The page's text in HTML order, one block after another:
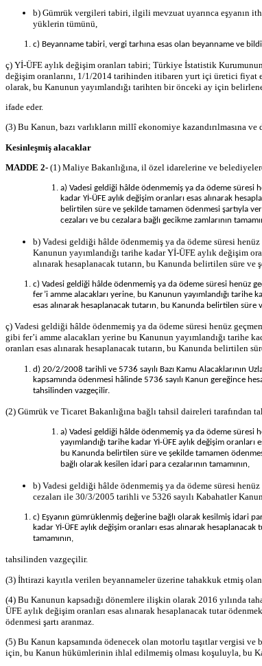
b) Gümrük vergileri tabiri, ilgili mevzuat uyarınca eşyanın
yüklerin tümünü,
c) Beyanname tabiri, vergi tarhına esas olan beyanname ve
ç) Yİ-ÜFE aylık değişim oranları tabiri; Türkiye İstatistik
değişim oranlarını, 1/1/2014 tarihinden itibaren yurt içi üretici fiyat
olarak, bu Kanunun yayımlandığı tarihten bir önceki ay için
ifade eder.
(3) Bu Kanun, bazı varlıkların millî ekonomiye kazandırılmasına
Kesinleşmiş alacaklar
MADDE 2- (1) Maliye Bakanlığına, il özel idarelerine ve
a) Vadesi geldiği hâlde ödenmemiş ya da ödeme süresi
kadar Yİ-ÜFE aylık değişim oranları esas alınarak
belirtilen süre ve şekilde tamamen ödenmesi şartıyla
cezaları ve bu cezalara bağlı gecikme zamlarının
b) Vadesi geldiği hâlde ödenmemiş ya da ödeme süresi
Kanunun yayımlandığı tarihe kadar Yİ-ÜFE aylık değişim
alınarak hesaplanacak tutarın, bu Kanunda belirtilen süre ve
c) Vadesi geldiği hâlde ödenmemiş ya da ödeme süresi henüz
fer’i amme alacakları yerine, bu Kanunun yayımlandığı tarihe
esas alınarak hesaplanacak tutarın, bu Kanunda belirtilen süre
ç) Vadesi geldiği hâlde ödenmemiş ya da ödeme süresi henüz
gibi fer’i amme alacakları yerine bu Kanunun yayımlandığı tarihe
oranları esas alınarak hesaplanacak tutarın, bu Kanunda belirtilen
d) 20/2/2008 tarihli ve 5736 sayılı Bazı Kamu Alacaklarının
kapsamında ödenmesi hâlinde 5736 sayılı Kanun gereğince
tahsilinden vazgeçilir.
(2) Gümrük ve Ticaret Bakanlığına bağlı tahsil daireleri
a) Vadesi geldiği hâlde ödenmemiş ya da ödeme süresi
yayımlandığı tarihe kadar Yİ-ÜFE aylık değişim
bu Kanunda belirtilen süre ve şekilde tamamen
bağlı olarak kesilen idari para cezalarının tamamının,
b) Vadesi geldiği hâlde ödenmemiş ya da ödeme süresi
cezaları ile 30/3/2005 tarihli ve 5326 sayılı Kabahatler
c) Eşyanın gümrüklenmiş değerine bağlı olarak kesilmiş idari
kadar Yİ-ÜFE aylık değişim oranları esas alınarak
tamamının,
tahsilinden vazgeçilir.
(3) İhtirazi kayıtla verilen beyannameler üzerine tahakkuk etmiş
(4) Bu Kanunun kapsadığı dönemlere ilişkin olarak 2016 yılında
ÜFE aylık değişim oranları esas alınarak hesaplanacak tutar
ödenmesi şartı aranmaz.
(5) Bu Kanun kapsamında ödenecek olan motorlu taşıtlar vergisi ve
için, bu Kanun hükümlerinin ihlal edilmemiş olması koşuluyla, bu